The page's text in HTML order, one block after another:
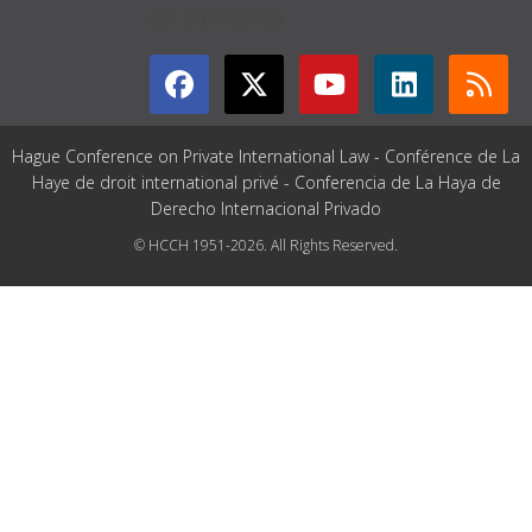
Hague Conference on Private International Law - Conférence de La
Haye de droit international privé - Conferencia de La Haya de
Derecho Internacional Privado
© HCCH 1951-2026. All Rights Reserved.